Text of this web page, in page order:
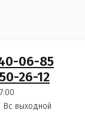
06-85
26-12
Вс выходной